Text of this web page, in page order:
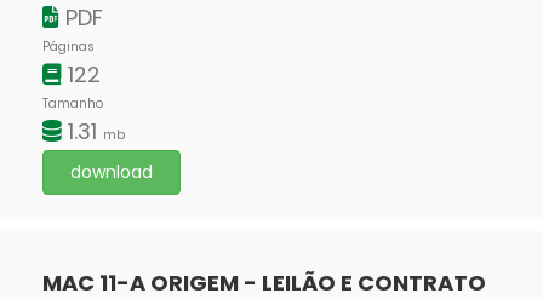
PDF
Páginas
122
Tamanho
1.31 mb
download
MAC 11-A ORIGEM - LEILÃO E CONTRATO